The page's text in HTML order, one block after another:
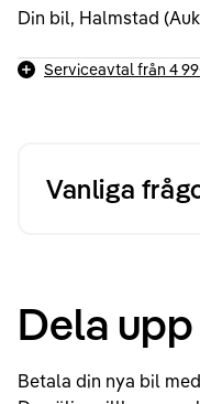
Din bil, Halmstad
Serviceavtal från 4
Vanliga
Dela
Betala din nya bil